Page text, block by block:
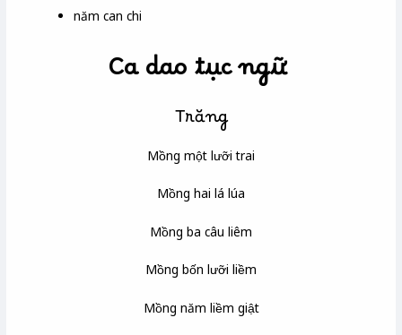
năm can chi
Ca dao tục ngữ
Trăng
Mồng một lưỡi trai
Mồng hai lá lúa
Mồng ba câu liêm
Mồng bốn lưỡi liềm
Mồng năm liềm giật